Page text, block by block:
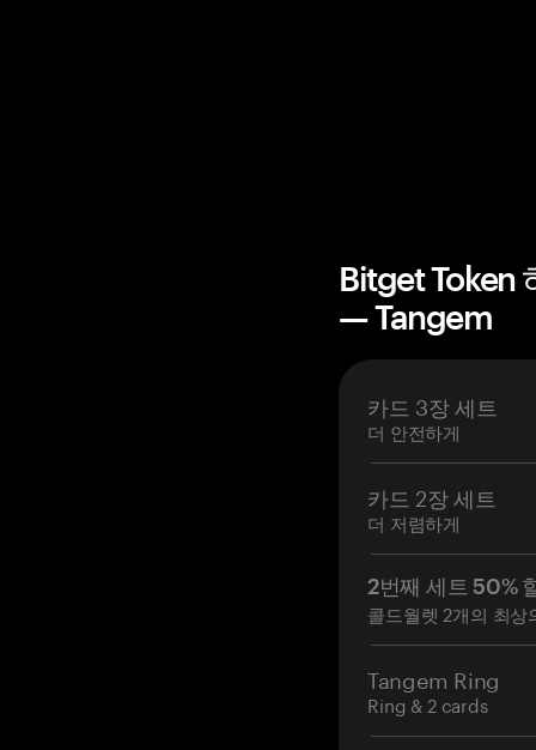
Bitget Token
— Tangem
카드 3장 세트
더 안전하게
카드 2장 세트
더 저렴하게
2번째 세트 50%
콜드월렛 2개의 최상
Tangem Ring
Ring & 2 cards